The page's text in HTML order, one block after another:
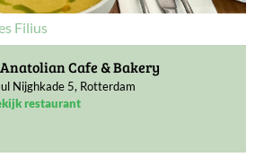
Filius
Cafe & Bakery
Nijghkade 5, Rotterdam
restaurant